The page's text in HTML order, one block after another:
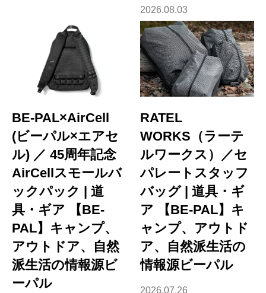
2026.08.03
BE-PAL×AirCell
(ビーパル×エアセ
ル) ／ 45周年記念
AirCellスモールバ
ックパック | 道
具・ギア 【BE-
PAL】キャンプ、
アウトドア、自然
派生活の情報源ビ
ーパル
RATEL
WORKS（ラーテ
ルワークス）／セ
パレートスタッフ
バッグ | 道具・ギ
ア 【BE-PAL】キ
ャンプ、アウトド
ア、自然派生活の
情報源ビーパル
2026.07.26